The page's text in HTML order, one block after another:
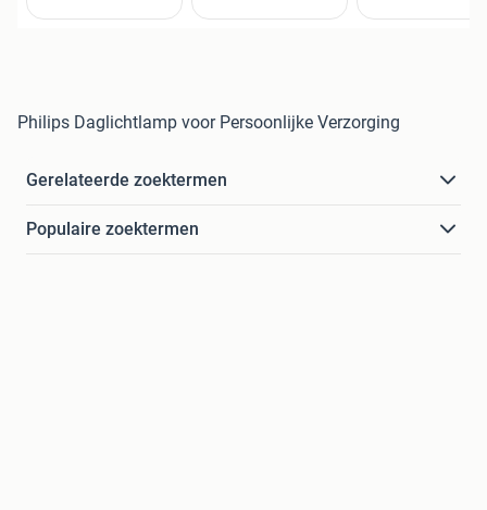
Philips Daglichtlamp voor Persoonlijke Verzorging
Gerelateerde zoektermen
Populaire zoektermen